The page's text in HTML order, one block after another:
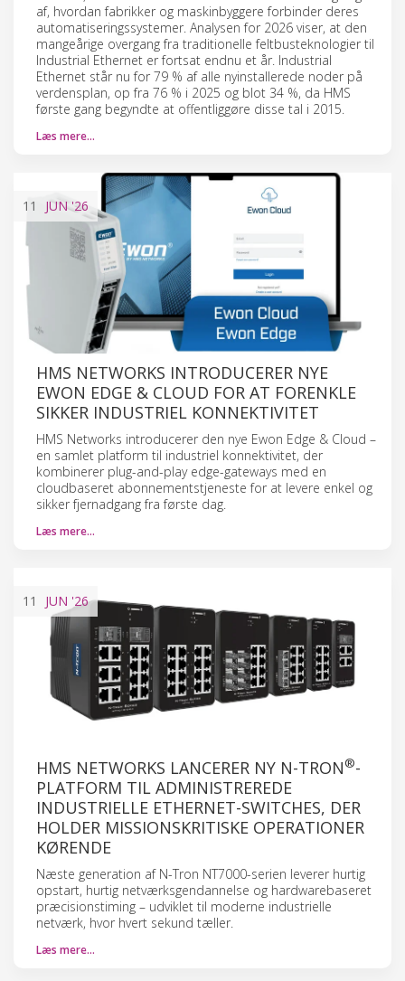
af, hvordan fabrikker og maskinbyggere forbinder deres
automatiseringssystemer. Analysen for 2026 viser, at den
mangeårige overgang fra traditionelle feltbusteknologier til
Industrial Ethernet er fortsat endnu et år. Industrial
Ethernet står nu for 79 % af alle nyinstallerede noder på
verdensplan, op fra 76 % i 2025 og blot 34 %, da HMS
første gang begyndte at offentliggøre disse tal i 2015.
Læs mere…
11 JUN'26
HMS NETWORKS INTRODUCERER NYE
EWON EDGE & CLOUD FOR AT FORENKLE
SIKKER INDUSTRIEL KONNEKTIVITET
HMS Networks introducerer den nye Ewon Edge & Cloud –
en samlet platform til industriel konnektivitet, der
kombinerer plug-and-play edge-gateways med en
cloudbaseret abonnementstjeneste for at levere enkel og
sikker fjernadgang fra første dag.
Læs mere…
11 JUN '26
HMS NETWORKS LANCERER NY N-TRON®-
PLATFORM TIL ADMINISTREREDE
INDUSTRIELLE ETHERNET-SWITCHES, DER
HOLDER MISSIONSKRITISKE OPERATIONER
KØRENDE
Næste generation af N-Tron NT7000-serien leverer hurtig
opstart, hurtig netværksgendannelse og hardwarebaseret
præcisionstiming – udviklet til moderne industrielle
netværk, hvor hvert sekund tæller.
Læs mere…